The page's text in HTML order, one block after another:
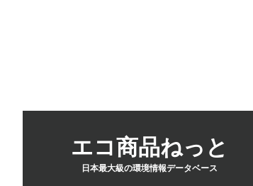
エコ商品ねっと
日本最大級の環境情報データベース